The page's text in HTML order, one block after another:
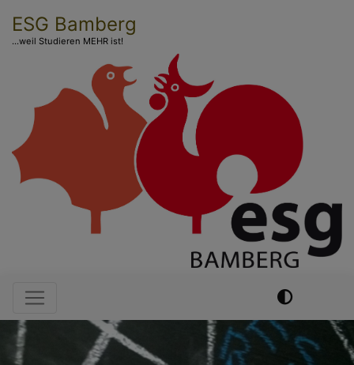
zum
Inhalt
ESG Bamberg
...weil Studieren MEHR ist!
Hauptnavigation